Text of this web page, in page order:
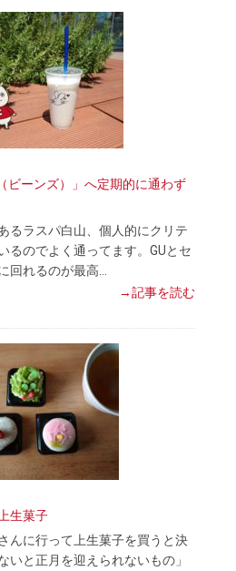
ビーンズ）」へ定期的に通わず
るラスパ白山、個人的にクリテ
るのでよく通ってます。GUとセ
回れるのが最高…
→記事を読む
生菓子
んに行って上生菓子を買うと決
いと正月を迎えられないもの」